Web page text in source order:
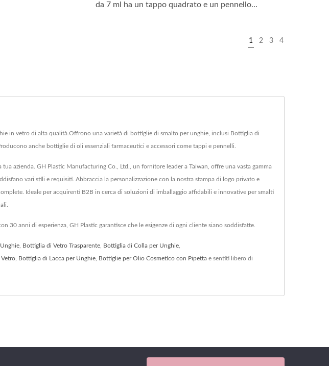
da 7 ml ha un tappo quadrato e un pennello...
1 2 3 4
in vetro di alta qualità.Offrono una varietà di bottiglie di smalto per unghie, inclusi Bottiglia di
anche bottiglie di oli essenziali farmaceutici e accessori come tappi e pennelli.
azienda. GH Plastic Manufacturing Co., Ltd., un fornitore leader a Taiwan, offre una vasta gamma
vari stili e requisiti. Abbraccia la personalizzazione con la nostra stampa di logo privato e
Ideale per acquirenti B2B in cerca di soluzioni di imballaggio affidabili e innovative per smalti
anni di esperienza, GH Plastic garantisce che le esigenze di ogni cliente siano soddisfatte.
Bottiglia di Vetro Trasparente Bottiglia di Colla per Unghie
Bottiglia di Lacca per Unghie Bottiglie per Olio Cosmetico con Pipetta e sentiti libero di